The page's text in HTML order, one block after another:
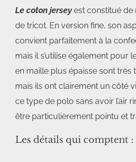
Le coton jerseyest constitué de
de tricot. En version fine, son
convient parfaitement à la
mais il s’utilise également pour
en maille plus épaisse sont très
mais ils ont clairement un côté
ce type de polo sans avoir l’air
être particulièrement pointu et
Les détails qui comptent :